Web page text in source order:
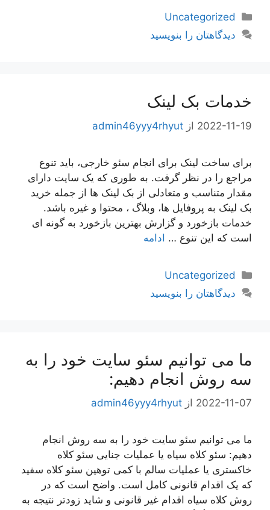
دسته‌ها
Uncategorized
دیدگاهتان را بنویسید
خدمات بک لینک
2022-11-19 از admin46yyy4rhyut
برای ساخت لینک برای انجام سئو خارجی، باید تنوع
مراجع را در نظر گرفت. به طوری که یک سایت دارای
مقدار متناسب و متعادلی از بک لینک ها از جمله خرید
بک لینک به پروفایل ها، وبلاگ ، محتوا و غیره باشد.
خدمات بازخورد و گزارش بهترین بازخورد به گونه ای
است که این تنوع … ادامه
دسته‌ها
Uncategorized
دیدگاهتان را بنویسید
ما می توانیم سئو سایت خود را به
سه روش انجام دهیم:
2022-11-07 از admin46yyy4rhyut
ما می توانیم سئو سایت خود را به سه روش انجام
دهیم: سئو کلاه سیاه یا عملیات جنایی سئو کلاه
خاکستری یا عملیات سالم با کمی توهین سئو کلاه سفید
که یک اقدام قانونی کامل است. واضح است که در
روش کلاه سیاه اقدام غیر قانونی و شاید زودتر نتیجه به